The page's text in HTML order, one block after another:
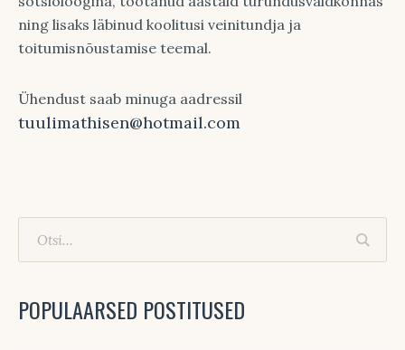
ning lisaks läbinud koolitusi veinitundja ja
toitumisnõustamise teemal.
Ühendust saab minuga aadressil
tuulimathisen@hotmail.com
POPULAARSED POSTITUSED